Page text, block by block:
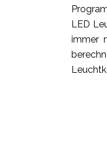
LED
immer